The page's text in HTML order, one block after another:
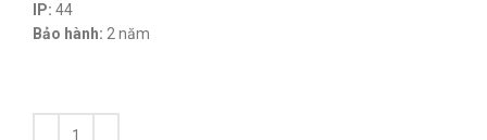
IP: 44
Bảo hành: 2 năm